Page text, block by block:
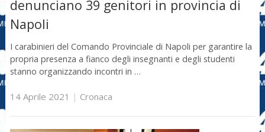
denunciano 39 genitori in provincia di
Napoli
I carabinieri del Comando Provinciale di Napoli per garantire la
propria presenza a fianco degli insegnanti e degli studenti
stanno organizzando incontri in …
14 Aprile 2021 | Cronaca